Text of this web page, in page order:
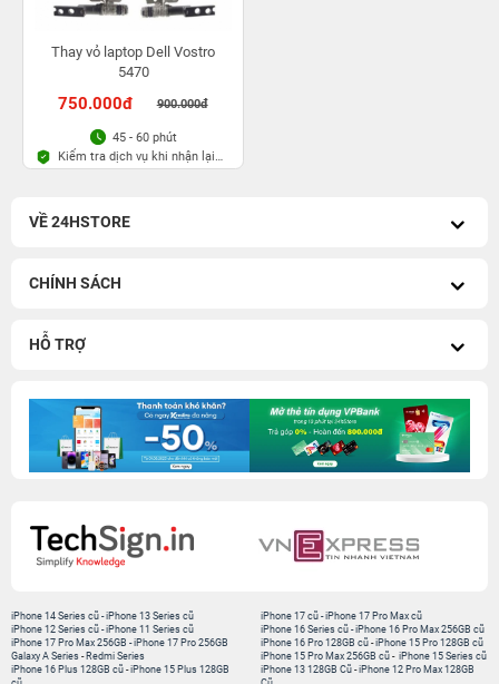
Thay vỏ laptop Dell Vostro
5470
750.000đ 900.000đ
45 - 60 phút
Kiểm tra dịch vụ khi nhận lại
máy
VỀ 24HSTORE
CHÍNH SÁCH
HỖ TRỢ
iPhone 14 Series cũ -iPhone 13 Series cũ
iPhone 12 Series cũ -iPhone 11 Series cũ
iPhone 17 Pro Max 256GB -iPhone 17 Pro 256GB
Galaxy A Series - Redmi Series
iPhone 17 cũ -iPhone 17 Pro Max cũ
iPhone 16 Series cũ - iPhone 16 Pro Max 256GB cũ
iPhone 16 Pro 128GB cũ -iPhone 15 Pro 128GB cũ
iPhone 15 Pro Max 256GB cũ - iPhone 15 Series cũ
iPhone 16 Plus 128GB cũ -iPhone 15 Plus 128GB
iPhone 13 128GB Cũ -iPhone 12 Pro Max 128GB